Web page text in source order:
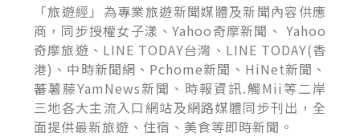
「旅遊經」為專業旅遊新聞媒體及新聞內容供應
商，同步授權女子漾、Yahoo奇摩新聞、 Yahoo
奇摩旅遊、LINE TODAY台灣、LINE TODAY(香
港)、中時新聞網、Pchome新聞、HiNet新聞、
蕃薯藤YamNews新聞、時報資訊.觸Mii等二岸
三地各大主流入口網站及網路媒體同步刊出，全
面提供最新旅遊、住宿、美食等即時新聞。